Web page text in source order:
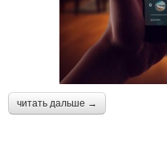
читать дальше →